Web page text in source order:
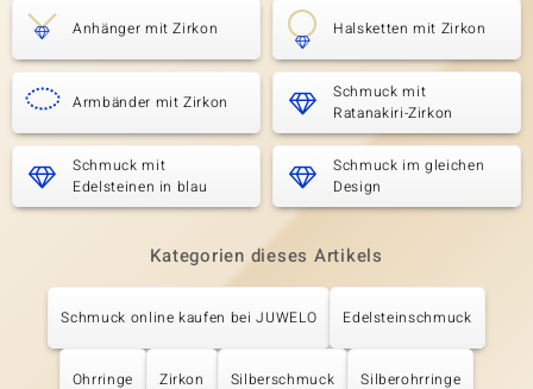
Anhänger mit Zirkon Halsketten mit Zirkon
Armbänder mit Zirkon
Schmuck mit
Ratanakiri-Zirkon
Schmuck mit
Edelsteinen in blau
Schmuck im gleichen
Design
Kategorien dieses Artikels
Schmuck online kaufen bei JUWELO Edelsteinschmuck
Ohrringe Zirkon Silberschmuck Silberohrringe